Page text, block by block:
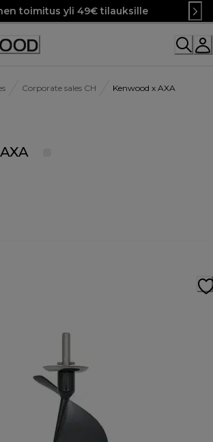
toimitus yli 49€ tilauksille
Corporate sales CH Kenwood x AXA